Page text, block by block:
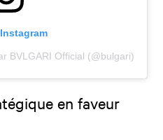
BVLGARI Official (@bulgari)
en faveur